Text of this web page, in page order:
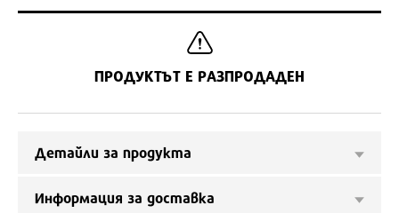
ПРОДУКТЪТ Е РАЗПРОДАДЕН
Детайли за продукта
Информация за доставка